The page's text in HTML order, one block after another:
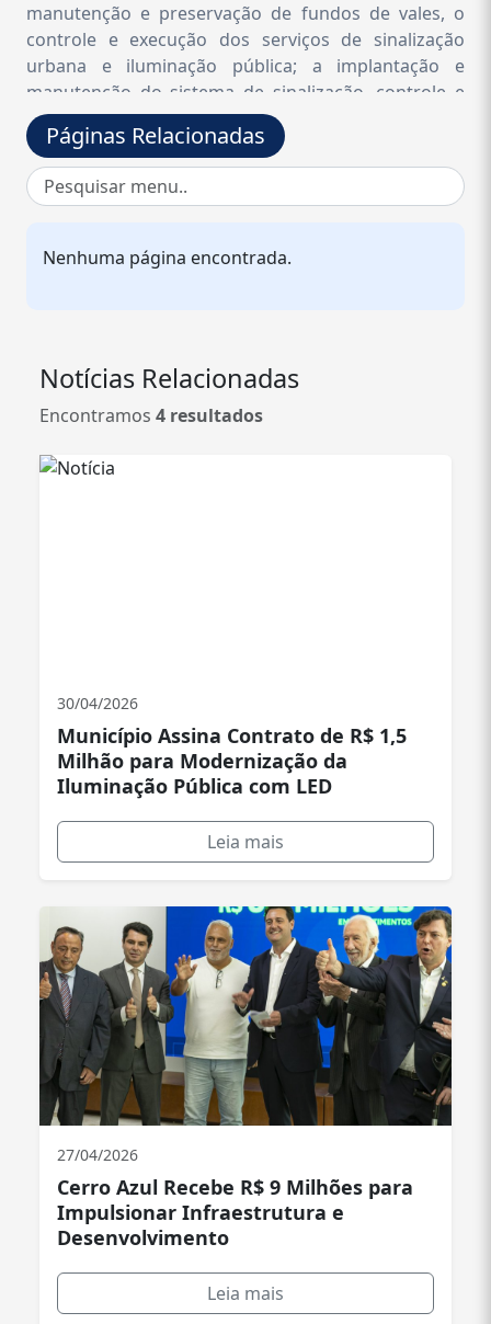
manutenção e preservação de fundos de vales, o
controle e execução dos serviços de sinalização
urbana e iluminação pública; a implantação e
manutenção do sistema de sinalização, controle e
apoio do trânsito; a manutenção e controle
operacional da frota de máquinas, equipamentos e
veículos pesados, sob sua responsabilidade;
desenvolver o planejamento urbano e execução da
coordenar os trabalhos de elaboração e edição de
normas técnicas urbanísticas; realizar estudos
assessoramento aos demais órgãos na área de sua
competência e outras atividades correlatas.
Páginas Relacionadas
Nenhuma página encontrada.
Notícias Relacionadas
Encontramos 4 resultados
30/04/2026
Município Assina Contrato de R$ 1,5
Milhão para Modernização da
Iluminação Pública com LED
Leia mais
27/04/2026
Cerro Azul Recebe R$ 9 Milhões para
Impulsionar Infraestrutura e
Desenvolvimento
Leia mais